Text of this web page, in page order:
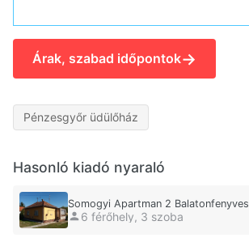
Árak, szabad időpontok→
Pénzesgyőr üdülőház
Hasonló kiadó nyaraló
Somogyi Apartman 2 Balatonfenyves
6 férőhely, 3 szoba